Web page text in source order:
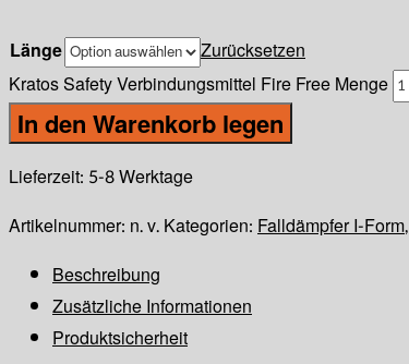
Länge
Zurücksetzen
Kratos Safety Verbindungsmittel Fire Free Menge
In den Warenkorb legen
Lieferzeit: 5-8 Werktage
Artikelnummer: n. v.Kategorien:Falldämpfer I-Form,
Beschreibung
Zusätzliche Informationen
Produktsicherheit